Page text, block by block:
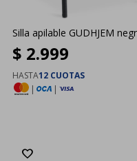
Silla apilable GUDHJEM
$ 2.999
HASTA12 CUOTAS
|
|